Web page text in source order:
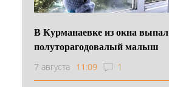
В Курманаевке из окна выпал
полуторагодовалый малыш
7 августа 11:09 1